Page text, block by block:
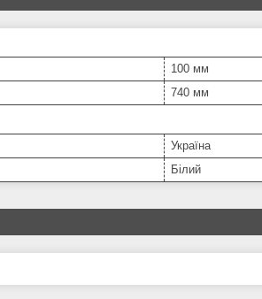
100 мм
740 мм
Україна
Білий